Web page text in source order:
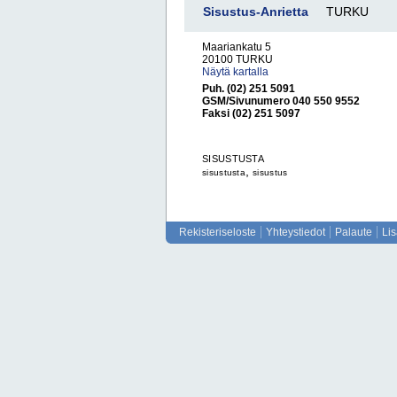
Sisustus-Anrietta TURKU
Maariankatu 5
20100 TURKU
Näytä kartalla
Puh. (02) 251 5091
GSM/Sivunumero 040 550 9552
Faksi (02) 251 5097
SISUSTUSTA
sisustusta sisustus
Rekisteriseloste Yhteystiedot Palaute